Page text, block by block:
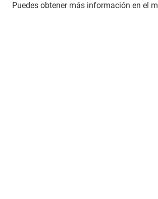
Puedes obtener más información en el